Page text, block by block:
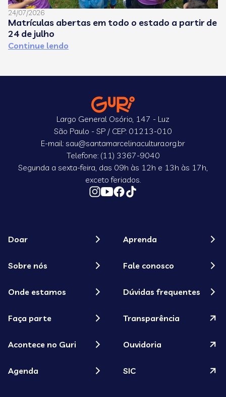
24/07/2026
Matrículas abertas em todo o estado a partir de
24 de julho
Continue lendo
Largo General Osório, 147 - Luz
São Paulo - SP / CEP: 01213-010
E-mail: sau@santamarcelinacultura.org.br
Telefone: (11) 3367-9040
Segunda a sexta-feira, das 09h às 12h e 13h às 17h,
exceto feriados.
Doar
Sobre nós
Onde estamos
Faça parte
Acontece no Guri
Agenda
Aprenda
Fale conosco
Dúvidas frequentes
Transparência
Ouvidoria
SIC